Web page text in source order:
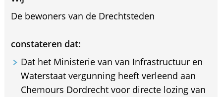
De bewoners van de Drechtsteden
constateren dat:
Dat het Ministerie van van Infrastructuur en
Waterstaat vergunning heeft verleend aan
Chemours Dordrecht voor directe lozing van